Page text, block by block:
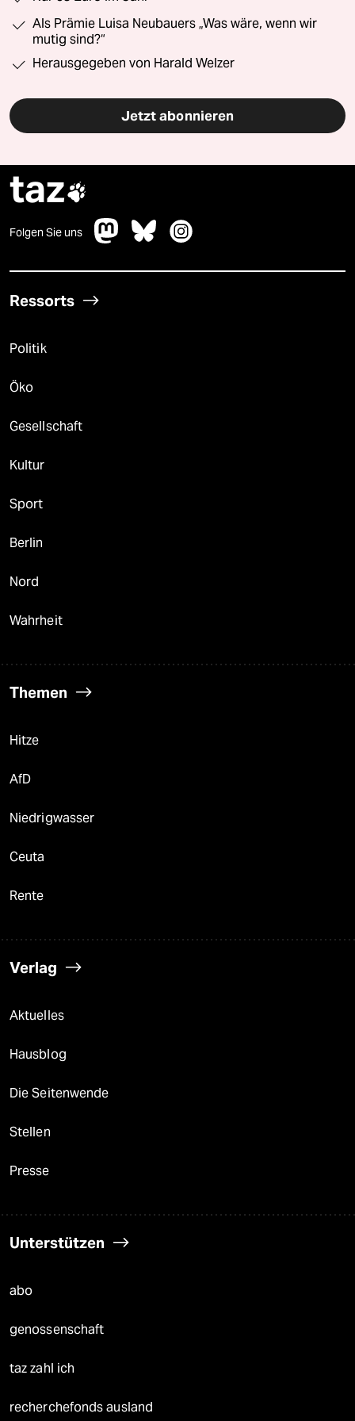
Als Prämie Luisa Neubauers „Was wäre, wenn wir
mutig sind?“
Herausgegeben von Harald Welzer
Jetzt abonnieren
taz
Folgen Sie uns
Ressorts
Politik
Öko
Gesellschaft
Kultur
Sport
Berlin
Nord
Wahrheit
Themen
Hitze
AfD
Niedrigwasser
Ceuta
Rente
Verlag
Aktuelles
Hausblog
Die Seitenwende
Stellen
Presse
Unterstützen
abo
genossenschaft
taz zahl ich
recherchefonds ausland